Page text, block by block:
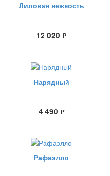
Лиловая нежность
12 020 руб.
Нарядный
4 490 руб.
Рафаэлло